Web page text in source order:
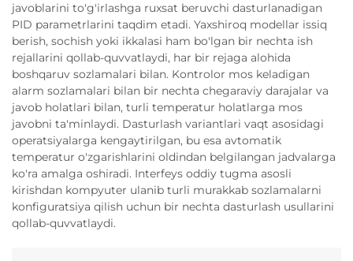
javoblarini to'g'irlashga ruxsat beruvchi dasturlanadigan
PID parametrlarini taqdim etadi. Yaxshiroq modellar issiq
berish, sochish yoki ikkalasi ham bo'lgan bir nechta ish
rejallarini qollab-quvvatlaydi, har bir rejaga alohida
boshqaruv sozlamalari bilan. Kontrolor mos keladigan
alarm sozlamalari bilan bir nechta chegaraviy darajalar va
javob holatlari bilan, turli temperatur holatlarga mos
javobni ta'minlaydi. Dasturlash variantlari vaqt asosidagi
operatsiyalarga kengaytirilgan, bu esa avtomatik
temperatur o'zgarishlarini oldindan belgilangan jadvalarga
ko'ra amalga oshiradi. Interfeys oddiy tugma asosli
kirishdan kompyuter ulanib turli murakkab sozlamalarni
konfiguratsiya qilish uchun bir nechta dasturlash usullarini
qollab-quvvatlaydi.